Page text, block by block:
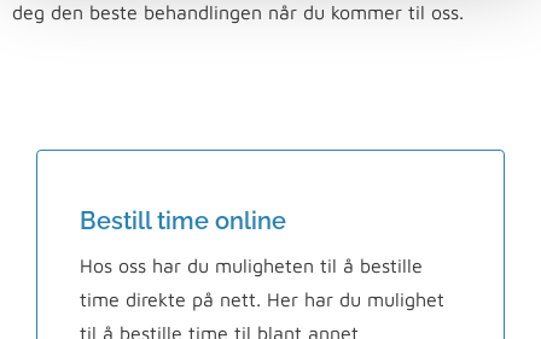
deg den beste behandlingen når du kommer til oss.
Bestill time online
Hos oss har du muligheten til å bestille
time direkte på nett. Her har du mulighet
til å bestille time til blant annet